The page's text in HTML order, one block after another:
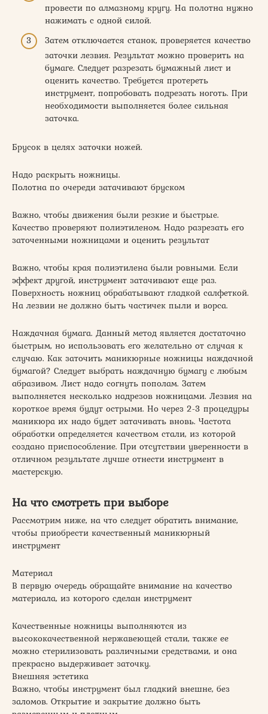
провести по алмазному кругу. На полотна нужно
нажимать с одной силой.
Затем отключается станок, проверяется качество
заточки лезвия. Результат можно проверить на
бумаге. Следует разрезать бумажный лист и
оценить качество. Требуется протереть
инструмент, попробовать подрезать ноготь. При
необходимости выполняется более сильная
заточка.
Брусок в целях заточки ножей.
Надо раскрыть ножницы.
Полотна по очереди затачивают бруском
Важно, чтобы движения были резкие и быстрые.
Качество проверяют полиэтиленом. Надо разрезать его
заточенными ножницами и оценить результат
Важно, чтобы края полиэтилена были ровными. Если
эффект другой, инструмент затачивают еще раз.
Поверхность ножниц обрабатывают гладкой салфеткой.
На лезвии не должно быть частичек пыли и ворса.
Наждачная бумага. Данный метод является достаточно
быстрым, но использовать его желательно от случая к
случаю. Как заточить маникюрные ножницы наждачной
бумагой? Следует выбрать наждачную бумагу с любым
абразивом. Лист надо согнуть пополам. Затем
выполняется несколько надрезов ножницами. Лезвия на
короткое время будут острыми. Но через 2-3 процедуры
маникюра их надо будет затачивать вновь. Частота
обработки определяется качеством стали, из которой
создано приспособление. При отсутствии уверенности в
отличном результате лучше отнести инструмент в
мастерскую.
На что смотреть при выборе
Рассмотрим ниже, на что следует обратить внимание,
чтобы приобрести качественный маникюрный
инструмент
Материал
В первую очередь обращайте внимание на качество
материала, из которого сделан инструмент
Качественные ножницы выполняются из
высококачественной нержавеющей стали, также ее
можно стерилизовать различными средствами, и она
прекрасно выдерживает заточку.
Внешняя эстетика
Важно, чтобы инструмент был гладкий внешне, без
заломов. Открытие и закрытие должно быть